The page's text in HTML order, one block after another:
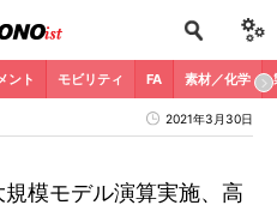
ント モビリティ FA 素材／化学
2021年3月30日
模モデル演算実施、高